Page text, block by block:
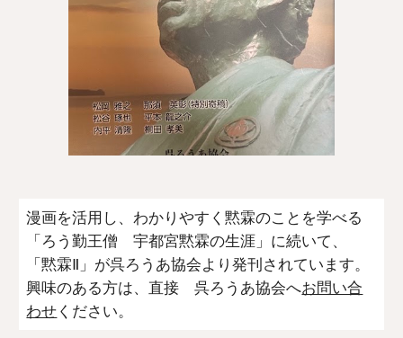
漫画を活用し、わかりやすく黙霖のことを学べる
「ろう勤王僧 宇都宮黙霖の生涯」に続いて、
「黙霖Ⅱ」が呉ろうあ協会より発刊されています。
興味のある方は、直接呉ろうあ協会へお問い合
わせ ください。